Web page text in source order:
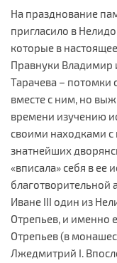
На празднование
пригласило в
которые в
Правнуки Владимир
Тарачева – потомки
вместе с ним, но
времени изучению
своими находками
знатнейших
«вписала» себя в ее
благотворительной
Иване III один из
Отрепьев, и именно
Отрепьев (в
Лжедмитрий I.